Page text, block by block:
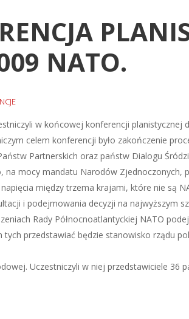
NATO.
w końcowej konferencji planistycznej
celem konferencji było zakończenie
Partnerskich oraz państw Dialogu
na mocy mandatu Narodów
między trzema krajami, które nie są
i podejmowania decyzji na najwyższym
Rady Północnoatlantyckiej NATO
tych przedstawiać będzie stanowisko rządu
Uczestniczyli w niej przedstawiciele 36